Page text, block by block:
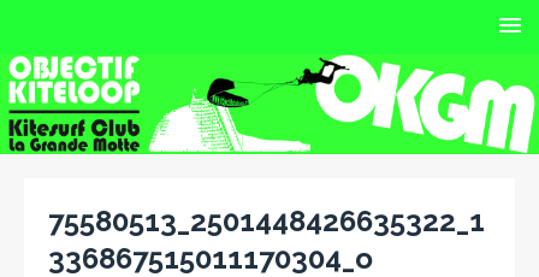
75580513_2501448426635322_1
336867515011170304_o